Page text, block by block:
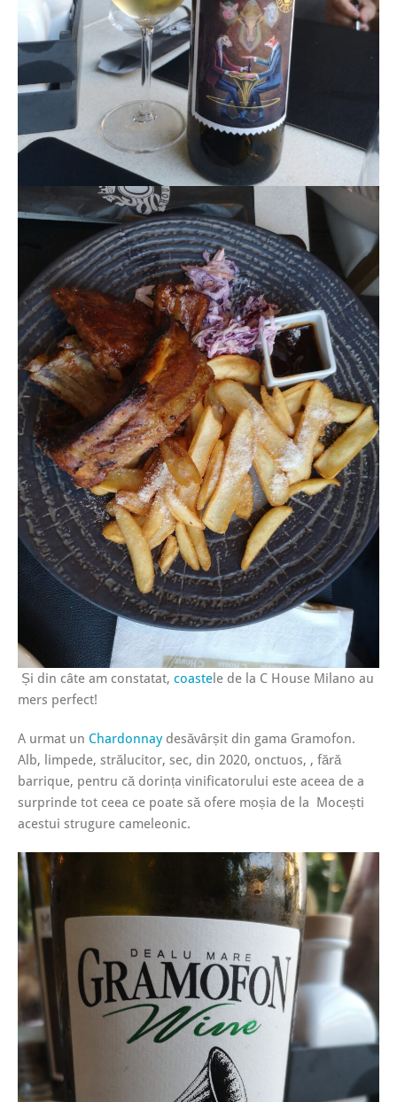
Și din câte am constatat, coaste le de la C House Milano au
mers perfect!
A urmat un Chardonnaydesăvârșit din gama Gramofon.
Alb, limpede, strălucitor, sec, din 2020, onctuos, , fără
barrique, pentru că dorința vinificatorului este aceea de a
surprinde tot ceea ce poate să ofere moșia de la Mocești
acestui strugure cameleonic.